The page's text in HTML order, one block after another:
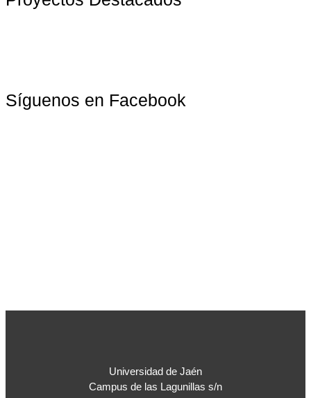
Síguenos en Facebook
Universidad de Jaén
Campus de las Lagunillas s/n